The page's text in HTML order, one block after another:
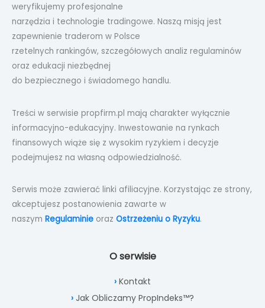
weryfikujemy profesjonalne
narzędzia i technologie tradingowe. Naszą misją jest
zapewnienie traderom w Polsce
rzetelnych rankingów, szczegółowych analiz regulaminów
oraz edukacji niezbędnej
do bezpiecznego i świadomego handlu.
Treści w serwisie propfirm.pl mają charakter wyłącznie
informacyjno-edukacyjny. Inwestowanie na rynkach
finansowych wiąże się z wysokim ryzykiem i decyzje
podejmujesz na własną odpowiedzialność.
Serwis może zawierać linki afiliacyjne. Korzystając ze strony,
akceptujesz postanowienia zawarte w
naszym Regulaminie oraz Ostrzeżeniu o Ryzyku.
O serwisie
Kontakt
Jak Obliczamy PropIndeks™?